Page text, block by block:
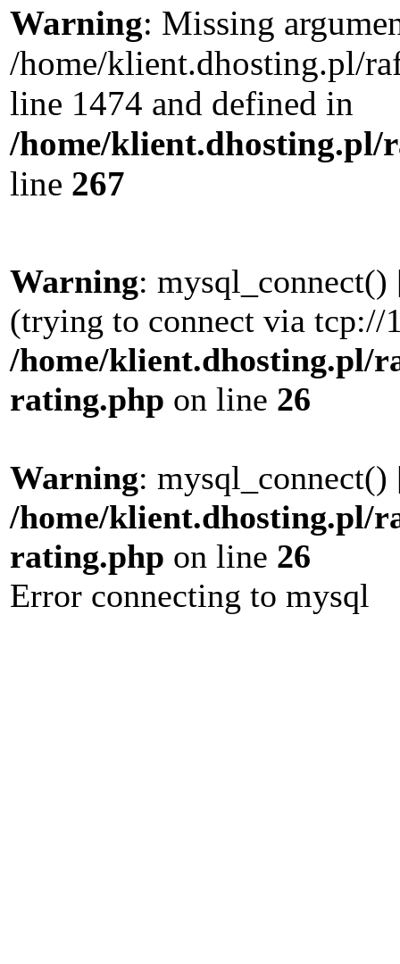
Warning: Missing
/home/klient.dhosting.pl/
line 1474 and defined in
/home/klient.dhosting.pl/
line 267
Warning: mysql_connect()
(trying to connect via
/home/klient.dhosting.pl/
rating.php on line 26
Warning: mysql_connect()
/home/klient.dhosting.pl/
rating.php on line 26
Error connecting to mysql